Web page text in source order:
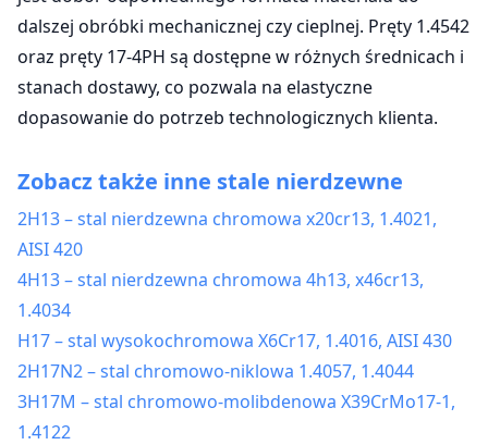
dalszej obróbki mechanicznej czy cieplnej. Pręty 1.4542
oraz pręty 17-4PH są dostępne w różnych średnicach i
stanach dostawy, co pozwala na elastyczne
dopasowanie do potrzeb technologicznych klienta.
Zobacz także inne stale nierdzewne
2H13 – stal nierdzewna chromowa x20cr13, 1.4021,
AISI 420
4H13 – stal nierdzewna chromowa 4h13, x46cr13,
1.4034
H17 – stal wysokochromowa X6Cr17, 1.4016, AISI 430
2H17N2 – stal chromowo-niklowa 1.4057, 1.4044
3H17M – stal chromowo-molibdenowa X39CrMo17-1,
1.4122